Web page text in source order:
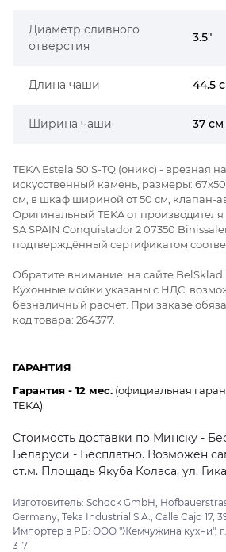
Диаметр сливного
отверстия
3.5"
Длина чаши 44.5
Ширина чаши 37 см
TEKA Estela 50 S-TQ (оникс) - врезная
искусственный камень, размеры:
см, в шкаф шириной от 50 см, клапан-
Оригинальный TEKA от
SA SPAIN Conquistador 2 07350
подтверждённый сертификатом
Обратите внимание: на сайте
Кухонные мойки указаны с НДС,
безналичный расчет. При заказе
код товара: 264377.
ГАРАНТИЯ
Гарантия - 12 мес. (официальная
TEKA).
Стоимость доставки по Минску -
Беларуси - Бесплатно. Возможен
ст.м. Площадь Якуба Коласа, ул.
Изготовитель: Schock GmbH,
Germany, Teka Industrial S.A., Calle Cajo 17,
Импортер в РБ: ООО "Жемчужина кухни",
3-7